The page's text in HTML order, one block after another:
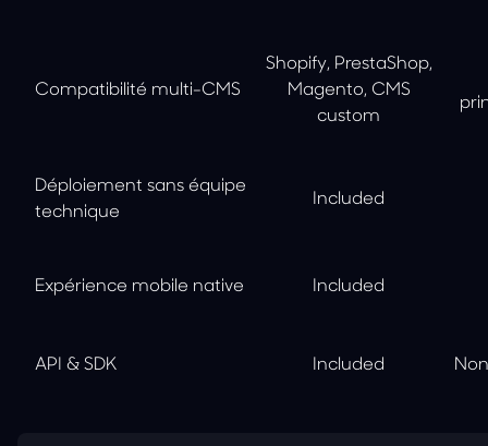
Compatibilité multi-CMS
Shopify, PrestaShop,
Magento, CMS
custom
Déploiement sans équipe
technique
Included
Expérience mobile native Included
API & SDK Included